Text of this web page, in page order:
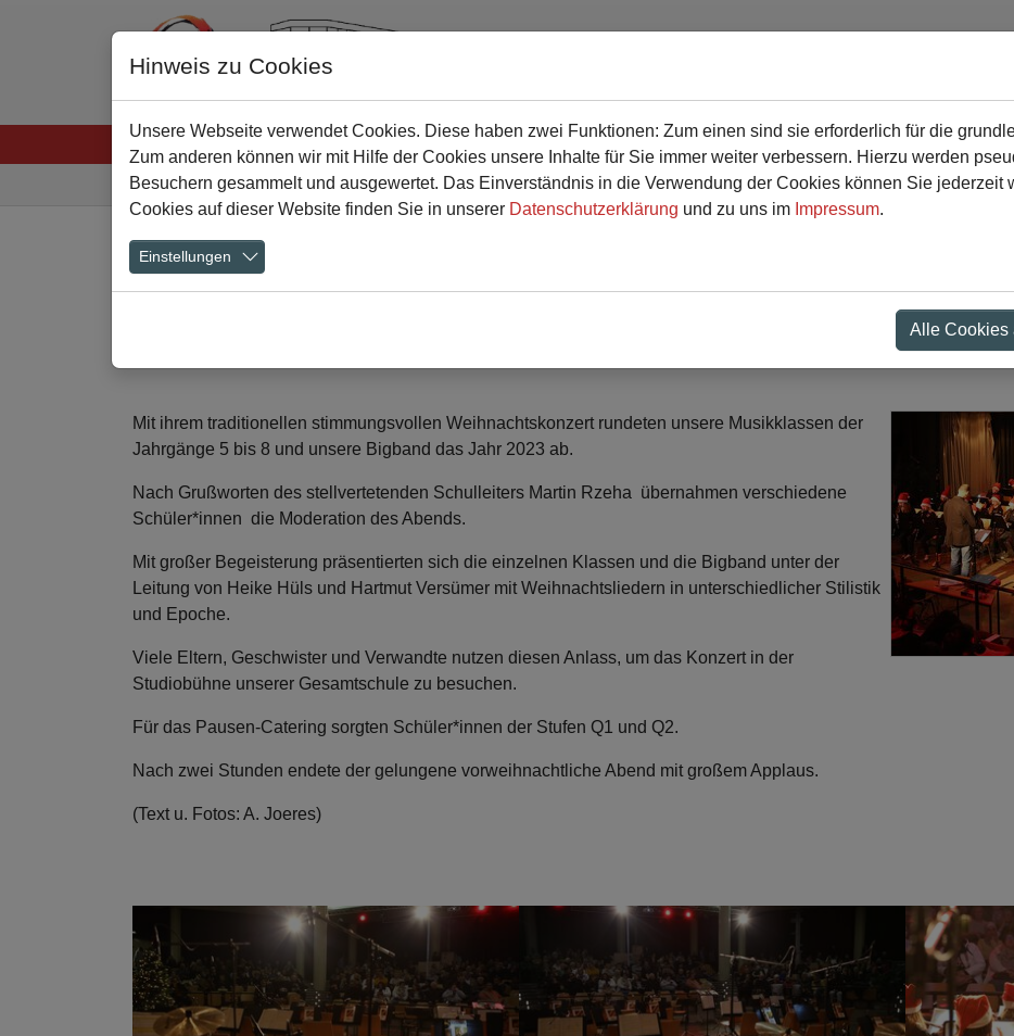
Zum Hauptinhalt springen
Sie sind hier:
Weihnachtskonzert rundet das Jahr 2023
Show larger version Show larger version Show larger
Mit ihrem traditionellen stimmungsvollen Weihnachtskonzert rundeten unsere Musikklassen der
Jahrgänge 5 bis 8 und unsere Bigband das Jahr 2023 ab.
Nach Grußworten des stellvertetenden Schulleiters Martin Rzeha übernahmen verschiedene
Schüler*innen die Moderation des Abends.
Mit großer Begeisterung präsentierten sich die einzelnen Klassen und die Bigband unter der
Leitung von Heike Hüls und Hartmut Versümer mit Weihnachtsliedern in unterschiedlicher Stilistik
und Epoche.
Viele Eltern, Geschwister und Verwandte nutzen diesen Anlass, um das Konzert in der
Studiobühne unserer Gesamtschule zu besuchen.
Für das Pausen-Catering sorgten Schüler*innen der Stufen Q1 und Q2.
Nach zwei Stunden endete der gelungene vorweihnachtliche Abend mit großem Applaus.
(Text u. Fotos: A. Joeres)
Hinweis zu Cookies
Unsere Webseite verwendet Cookies. Diese haben zwei Funktionen: Zum einen sind sie erforderlich für die
Zum anderen können wir mit Hilfe der Cookies unsere Inhalte für Sie immer weiter verbessern. Hierzu werden
Besuchern gesammelt und ausgewertet. Das Einverständnis in die Verwendung der Cookies können Sie jederzeit
Cookies auf dieser Website finden Sie in unserer Datenschutzerklärung und zu uns im Impressum.
Einstellungen
Alle Cookies